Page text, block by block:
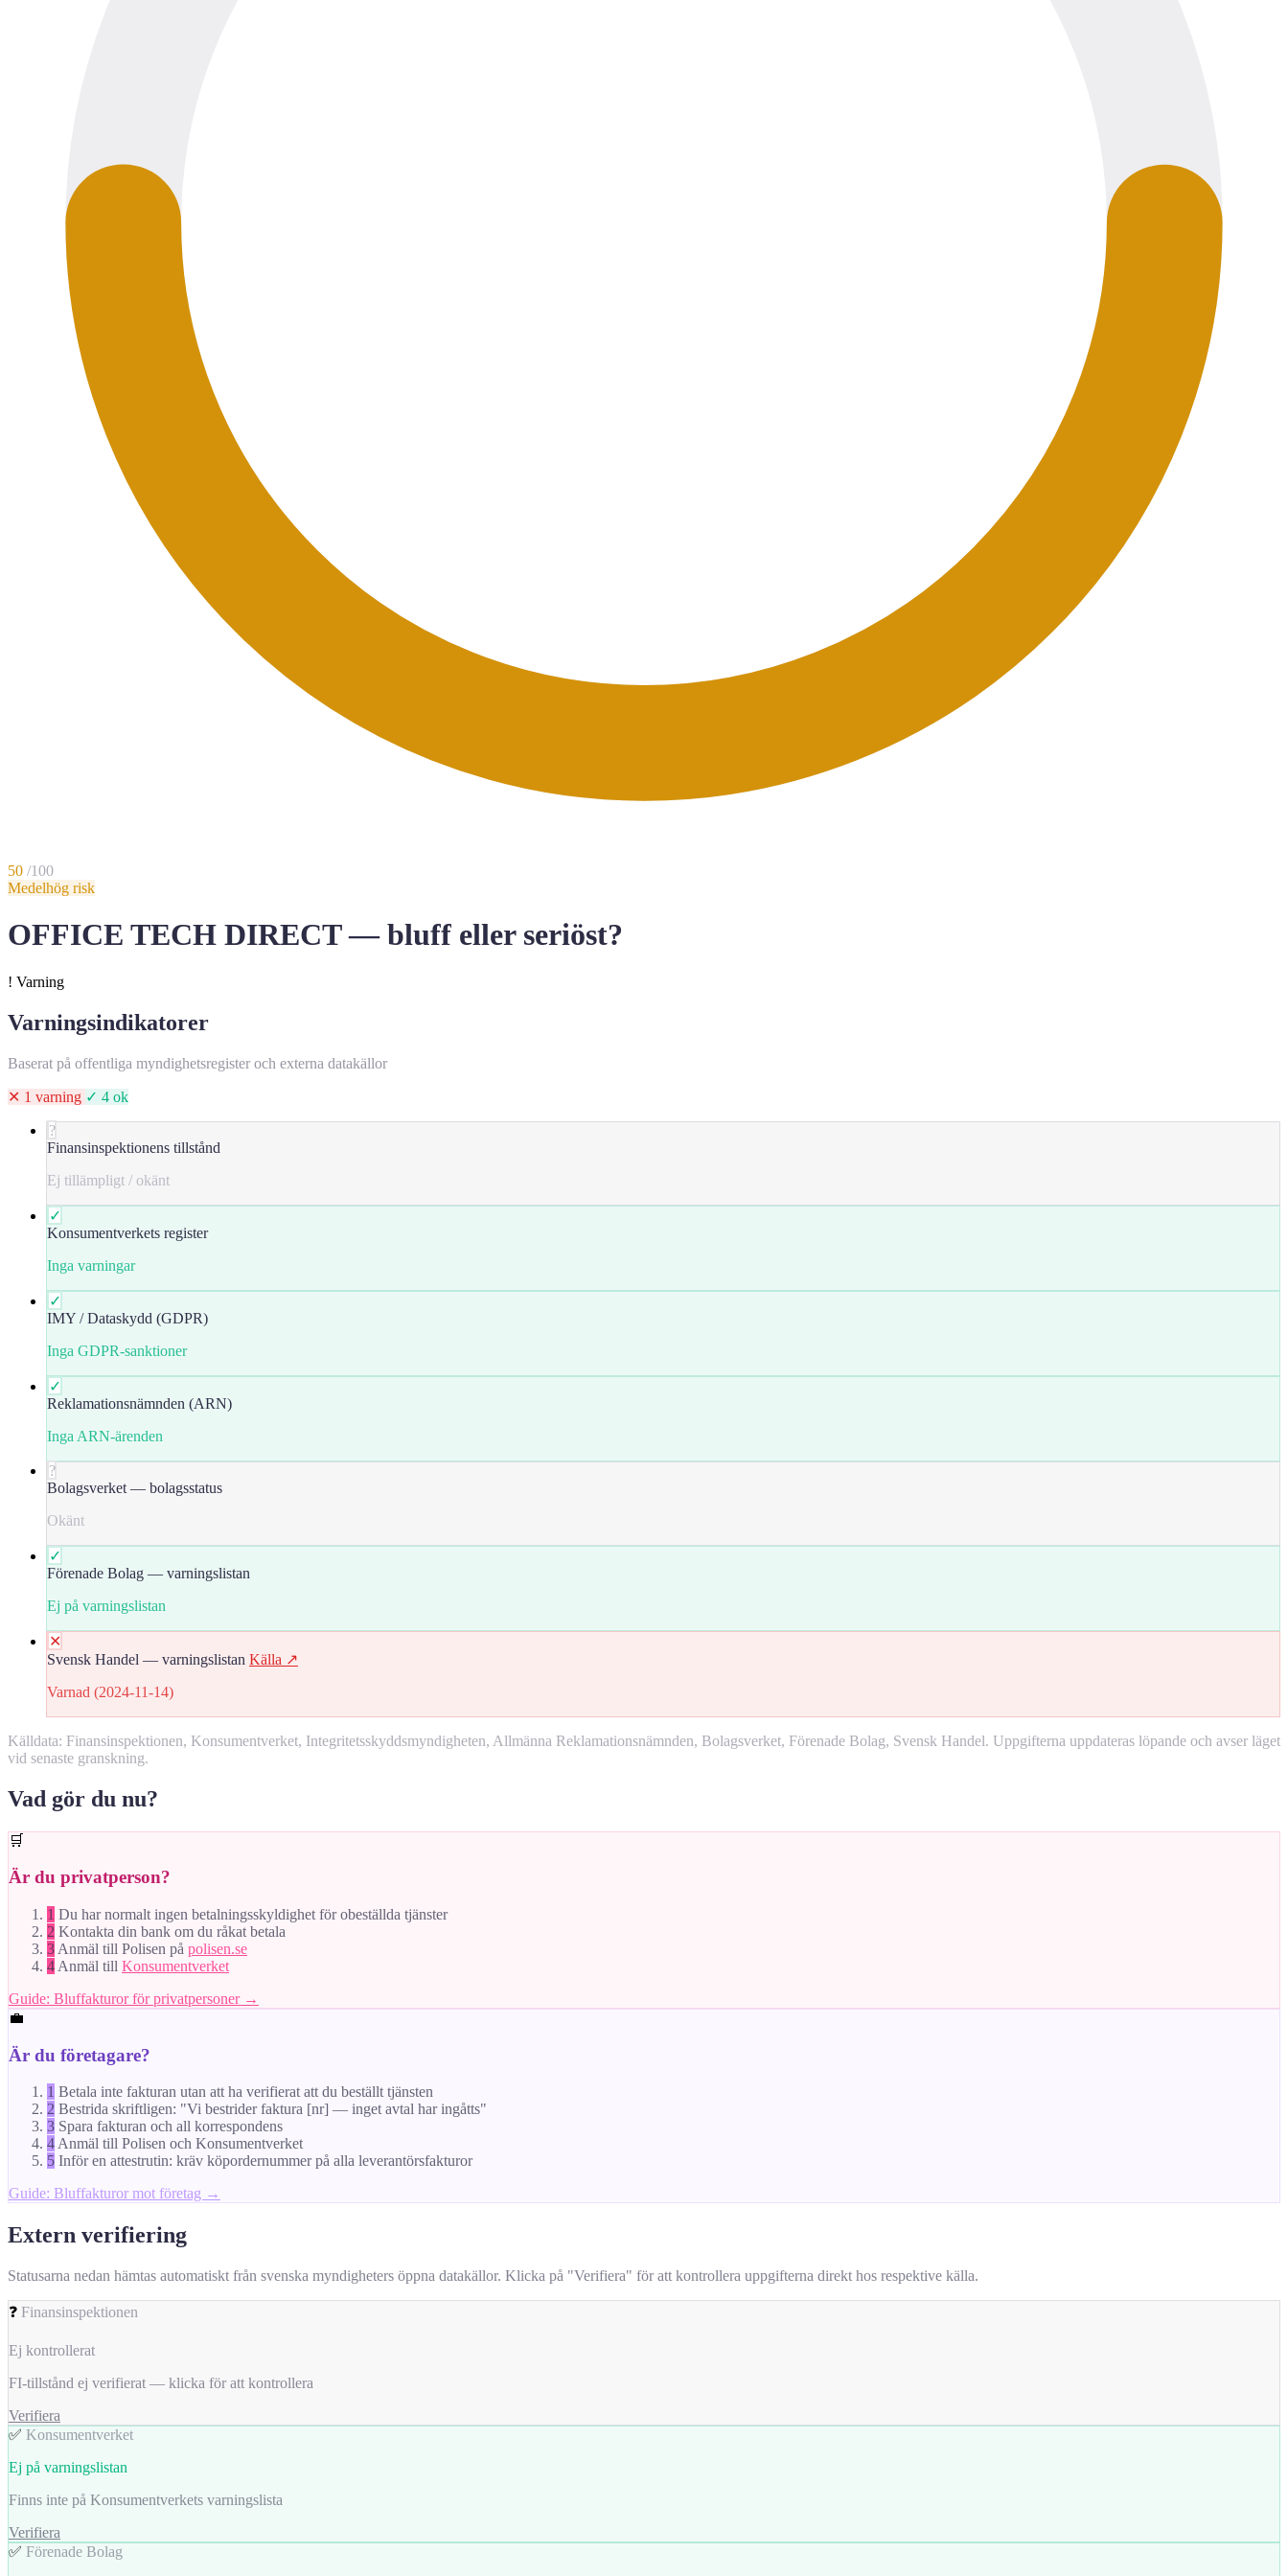
50 /100
Medelhög risk
OFFICE TECH DIRECT — bluff eller seriöst?
! Varning
Varningsindikatorer
Baserat på offentliga myndighetsregister och externa datakällor
✕ 1 varning ✓ 4 ok
?
Finansinspektionens tillstånd
Ej tillämpligt / okänt
✓
Konsumentverkets register
Inga varningar
✓
IMY / Dataskydd (GDPR)
Inga GDPR-sanktioner
✓
Reklamationsnämnden (ARN)
Inga ARN-ärenden
?
Bolagsverket — bolagsstatus
Okänt
✓
Förenade Bolag — varningslistan
Ej på varningslistan
✕
Svensk Handel — varningslistan Källa ↗
Varnad (2024-11-14)
Källdata: Finansinspektionen, Konsumentverket, Integritetsskyddsmyndigheten, Allmänna Reklamationsnämnden, Bolagsverket, Förenade Bolag, Svensk Handel. Uppgifterna uppdateras löpande och avser läget
vid senaste granskning.
Vad gör du nu?
🛒
Är du privatperson?
1 Du har normalt ingen betalningsskyldighet för obeställda tjänster
2 Kontakta din bank om du råkat betala
3 Anmäl till Polisen på polisen.se
4 Anmäl till Konsumentverket
Guide: Bluffakturor för privatpersoner →
💼
Är du företagare?
1 Betala inte fakturan utan att ha verifierat att du beställt tjänsten
2 Bestrida skriftligen: "Vi bestrider faktura [nr] — inget avtal har ingåtts"
3 Spara fakturan och all korrespondens
4 Anmäl till Polisen och Konsumentverket
5 Inför en attestrutin: kräv köpordernummer på alla leverantörsfakturor
Guide: Bluffakturor mot företag →
Extern verifiering
Statusarna nedan hämtas automatiskt från svenska myndigheters öppna datakällor. Klicka på "Verifiera" för att kontrollera uppgifterna direkt hos respektive källa.
❓ Finansinspektionen
Ej kontrollerat
FI-tillstånd ej verifierat — klicka för att kontrollera
Verifiera
✅ Konsumentverket
Ej på varningslistan
Finns inte på Konsumentverkets varningslista
Verifiera
✅ Förenade Bolag